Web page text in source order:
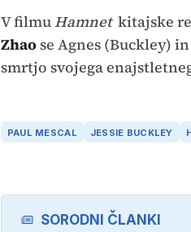
V filmuHamnet kitajske
Zhaose Agnes (Buckley)
smrtjo svojega
PAUL MESCAL JESSIE BUCKLEY
SORODNI ČLANKI